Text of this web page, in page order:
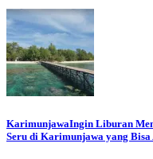
KarimunjawaIngin Liburan
Seru di Karimunjawa yang